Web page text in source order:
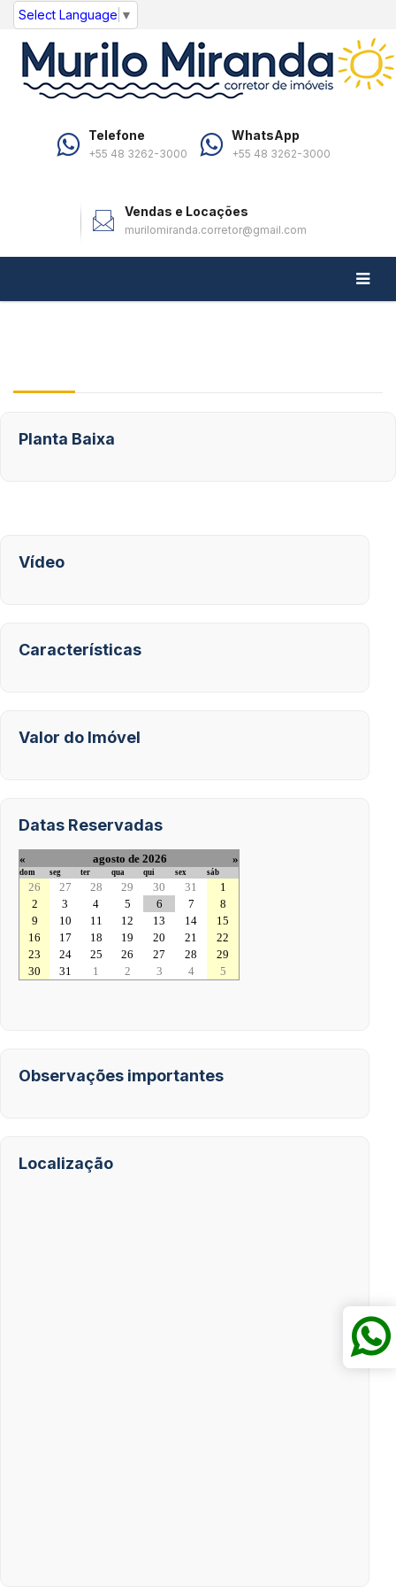
Select Language ▼
Telefone
+55 48 3262-3000
WhatsApp
+55 48 3262-3000
Vendas e Locações
murilomiranda.corretor@gmail.com
Planta Baixa
Vídeo
Características
Valor do Imóvel
Datas Reservadas
« agosto de 2026 »
dom seg ter qua qui sex sáb
26 27 28 29 30 31
1
2
3 4 5 6 7
8
9
10 11 12 13 14
15
16
17 18 19 20 21
22
23
24 25 26 27 28
29
30
31 1 2 3 4 5
Observações importantes
Localização